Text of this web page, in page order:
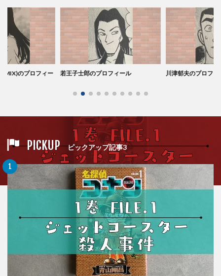
フィール 川津郁夫のプロフィール 旗本祥二のプロフィ
PICKUP ピックアップ記事3